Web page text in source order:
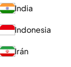
India
Indonesia
Irán